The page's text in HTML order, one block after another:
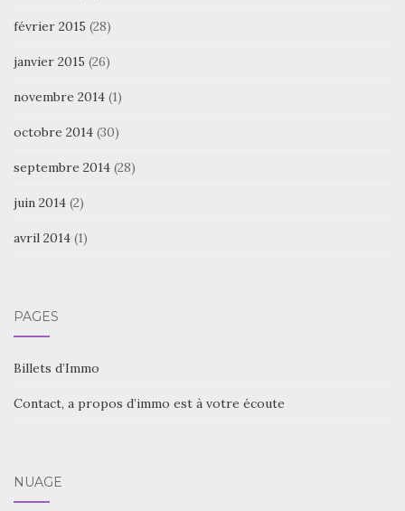
février 2015 (28)
janvier 2015 (26)
novembre 2014 (1)
octobre 2014 (30)
septembre 2014 (28)
juin 2014 (2)
avril 2014 (1)
PAGES
Billets d’Immo
Contact, a propos d’immo est à votre écoute
NUAGE